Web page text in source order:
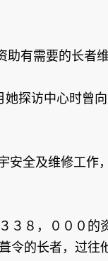
有需要的长者
探访中心时曾
全及维修工作
８，０００
的长者，过